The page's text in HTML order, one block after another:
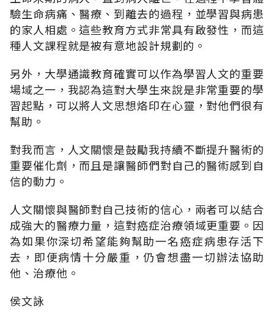
驗生命病痛、醫療、到離去的過程，並學習與病患
的家人相處。這些教育方式非常具有啟發性，而這
種人文課程就是被有意地設計規劃的。
另外，大學通識教育確實可以作為學習人文的重要
場域之一，我認為這對大學生來說是非常重要的學
習起點，可以將人文思想烙印在心靈，對他們很有
幫助。
對我而言，人文關懷是鼓勵我持續不斷提升醫術的
重要催化劑，而且是讓醫師們對自己的醫術感到自
信的動力。
人文關懷與醫師對自己技術的信心，兩者可以結合
成強大的醫療力量，這對癌症治療領域更重要。因
為如果你深切希望能夠幫助一名癌症病患存活下
去，即便病情十分嚴重，仍會想盡一切辦法協助
他、治療他。
侯文詠